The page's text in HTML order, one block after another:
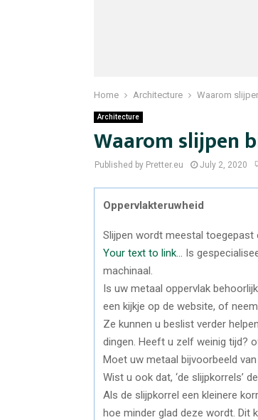
Home Architecture Waarom
Architecture
Waarom slijpen
Published by Pretter.eu July 2, 2020
Oppervlakteruwheid
Slijpen wordt meestal toegepast
Your text to link…
Is
machinaal.
Is uw metaal oppervlak
een kijkje op de website, of
Ze kunnen u beslist verder
dingen. Heeft u zelf weinig tijd?
Moet uw metaal bijvoorbeeld
Wist u ook dat, ‘de slijpkorrels’
Als de slijpkorrel een kleinere
hoe minder glad deze wordt. Dit